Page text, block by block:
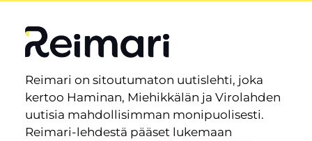
Reimari on sitoutumaton uutislehti, joka
kertoo Haminan, Miehikkälän ja Virolahden
uutisia mahdollisimman monipuolisesti.
Reimari-lehdestä pääset lukemaan